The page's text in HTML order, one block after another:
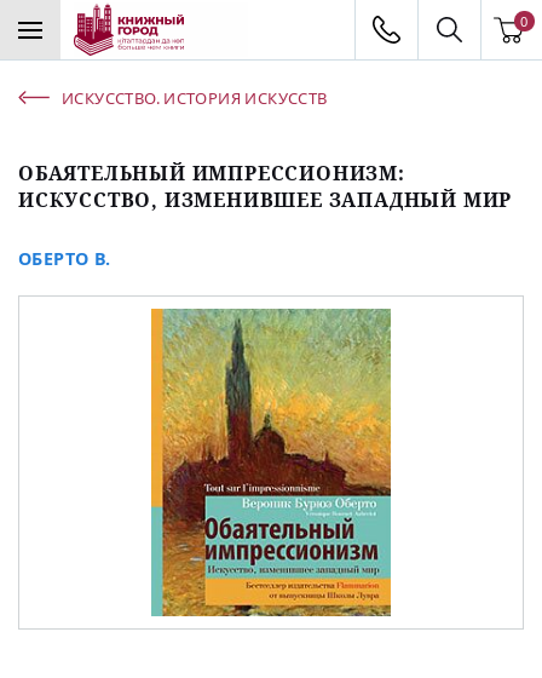
0
ИСКУССТВО. ИСТОРИЯ ИСКУССТВ
ОБАЯТЕЛЬНЫЙ ИМПРЕССИОНИЗМ:
ИСКУССТВО, ИЗМЕНИВШЕЕ ЗАПАДНЫЙ МИР
ОБЕРТО В.